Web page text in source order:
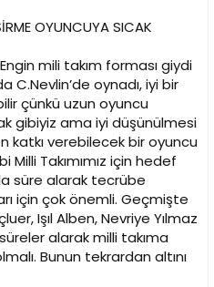
OYUNCUYA SICAK
mili takım forması giydi
C.Nevlin’de oynadı, iyi bir
çünkü uzun oyuncu
gibiyiz ama iyi düşünülmesi
katkı verebilecek bir oyuncu
Milli Takımımız için hedef
süre alarak tecrübe
için çok önemli. Geçmişte
Işıl Alben, Nevriye Yılmaz
alarak milli takıma
Bunun tekrardan altını